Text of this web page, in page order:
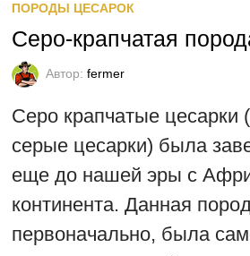
ПОРОДЫ ЦЕСАРОК
Серо-крапчатая
Автор: fermer
Серо крапчатые цесарки
серые цесарки) была
еще до нашей эры с
континента. Данная
первоначально, была